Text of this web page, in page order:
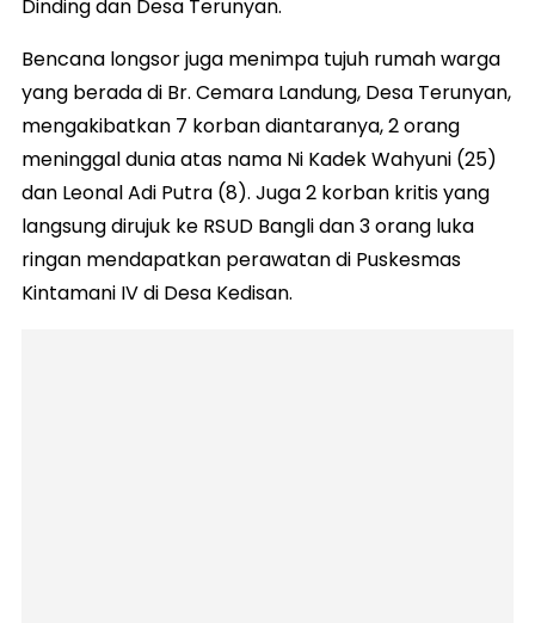
Dinding dan Desa Terunyan.
Bencana longsor juga menimpa tujuh rumah warga
yang berada di Br. Cemara Landung, Desa Terunyan,
mengakibatkan 7 korban diantaranya, 2 orang
meninggal dunia atas nama Ni Kadek Wahyuni (25)
dan Leonal Adi Putra (8). Juga 2 korban kritis yang
langsung dirujuk ke RSUD Bangli dan 3 orang luka
ringan mendapatkan perawatan di Puskesmas
Kintamani IV di Desa Kedisan.